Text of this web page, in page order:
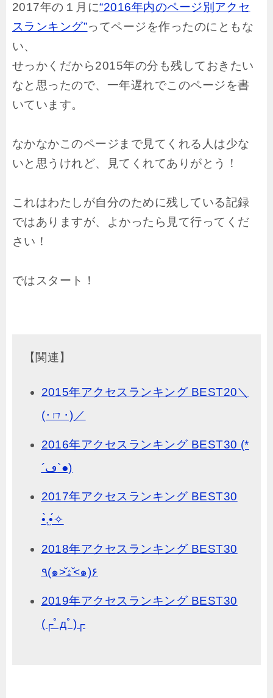
2017年の１月に“2016年内のページ別アクセ
スランキング”ってページを作ったのにともな
い、
せっかくだから2015年の分も残しておきたい
なと思ったので、一年遅れでこのページを書
いています。
なかなかこのページまで見てくれる人は少な
いと思うけれど、見てくれてありがとう！
これはわたしが自分のために残している記録
ではありますが、よかったら見て行ってくだ
さい！
ではスタート！
【関連】
2015年アクセスランキング BEST20＼
(･ㄇ･)／
2016年アクセスランキング BEST30 (*
´ڡ`●)
2017年アクセスランキング BEST30
•̀.̫•́✧
2018年アクセスランキング BEST30
٩(๑˃̌ۿ˂̌๑)۶
2019年アクセスランキング BEST30
(┌ﾟдﾟ)┌